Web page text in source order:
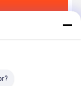
schwer zu